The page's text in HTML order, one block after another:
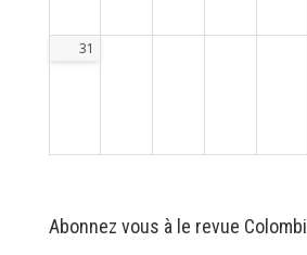
31
Abonnez vous à le revue